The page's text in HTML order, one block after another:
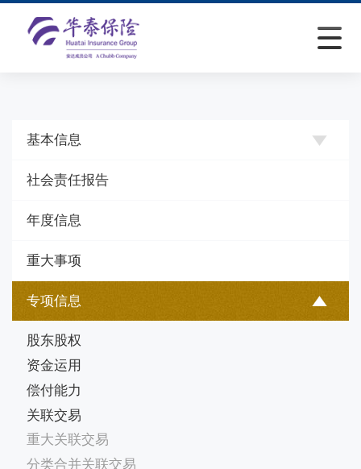
基本信息
社会责任报告
年度信息
重大事项
专项信息
股东股权
资金运用
偿付能力
关联交易
重大关联交易
分类合并关联交易